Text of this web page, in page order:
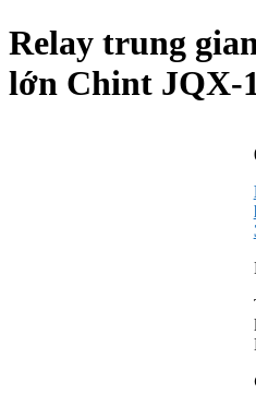
Relay trung
lớn Chint JQX-